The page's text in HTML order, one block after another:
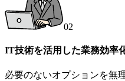
02
IT技術を活用した業務効率
必要のないオプションを無